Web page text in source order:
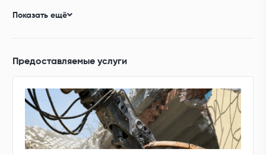
Показать ещё
Предоставляемые услуги